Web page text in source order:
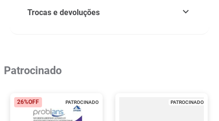
Trocas e devoluções
Patrocinado
PATROCINADO
26%OFF PATROCINADO